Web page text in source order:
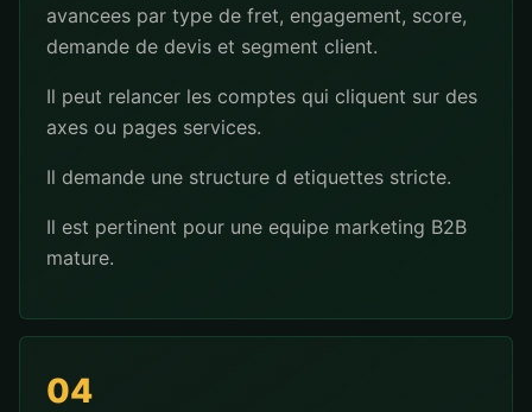
avancees par type de fret, engagement, score,
demande de devis et segment client.
Il peut relancer les comptes qui cliquent sur des
axes ou pages services.
Il demande une structure d etiquettes stricte.
Il est pertinent pour une equipe marketing B2B
mature.
04